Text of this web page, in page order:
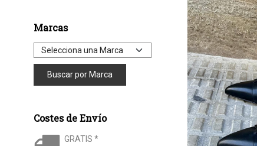
Marcas
Costes de Envío
GRATIS *